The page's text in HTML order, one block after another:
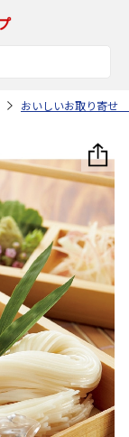
おいしいお取り寄せ